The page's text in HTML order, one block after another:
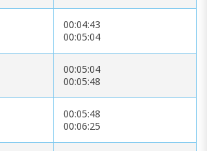
00:04:43
00:05:04
00:05:04
00:05:48
00:05:48
00:06:25